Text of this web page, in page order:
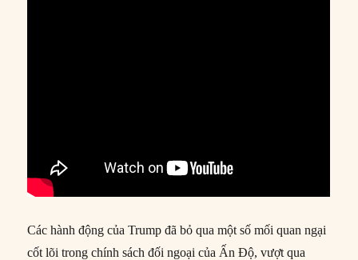
Các hành động của Trump đã bỏ qua một số mối quan ngại
cốt lõi trong chính sách đối ngoại của Ấn Độ, vượt qua